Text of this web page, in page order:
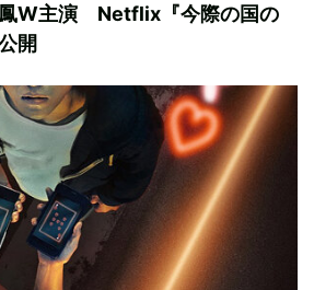
鳳W主演 Netflix『今際の国の
開